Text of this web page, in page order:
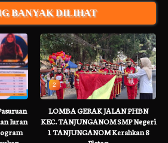
BANYAK DILIHAT
Iuran
2
LOMBA GERAK JALAN PHBN
KEC. TANJUNGANOM SMP Negeri
1 TANJUNGANOM Kerahkan 8